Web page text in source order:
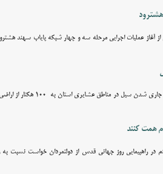
آغاز عملیات اجرایی مرحله سه و چهار شبکه پایاب سهند
همت کنند
در راهپیمایی روز جهانی قدس از دولتمردان خواست نسبت